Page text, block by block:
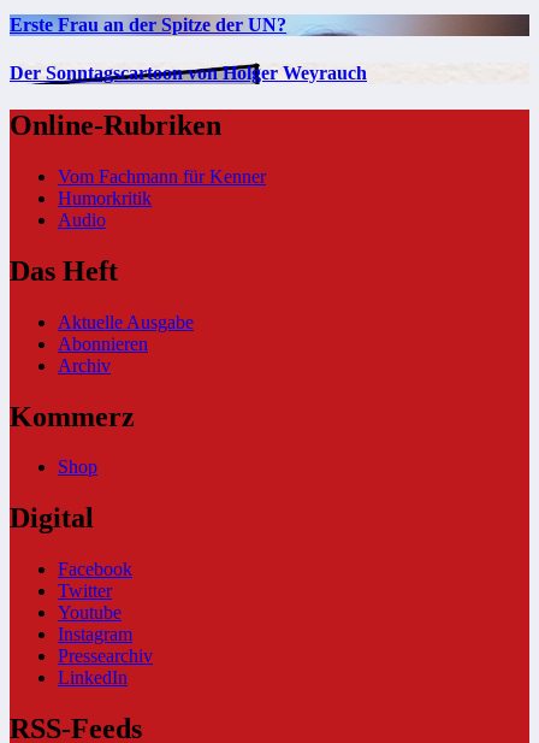
Erste Frau an der Spitze der UN?
Der Sonntagscartoon von Holger Weyrauch
Online-Rubriken
Vom Fachmann für Kenner
Humorkritik
Audio
Das Heft
Aktuelle Ausgabe
Abonnieren
Archiv
Kommerz
Shop
Digital
Facebook
Twitter
Youtube
Instagram
Pressearchiv
LinkedIn
RSS-Feeds